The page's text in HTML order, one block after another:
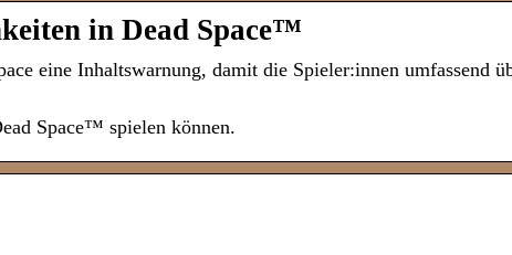
in Dead Space™
eine Inhaltswarnung, damit die Spieler:innen umfassend
Space™ spielen können.